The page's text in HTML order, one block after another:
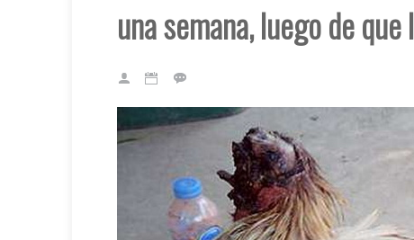
una semana, luego de